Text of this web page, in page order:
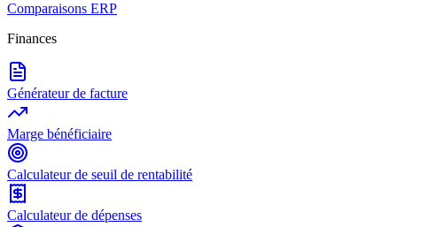
Comparaisons ERP
Finances
Générateur de facture
Marge bénéficiaire
Calculateur de seuil de rentabilité
Calculateur de dépenses